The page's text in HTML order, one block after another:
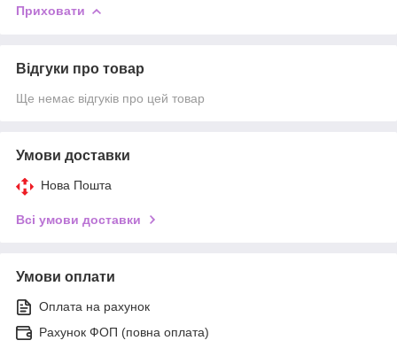
Приховати
Відгуки про товар
Ще немає відгуків про цей товар
Умови доставки
Нова Пошта
Всі умови доставки
Умови оплати
Оплата на рахунок
Рахунок ФОП (повна оплата)